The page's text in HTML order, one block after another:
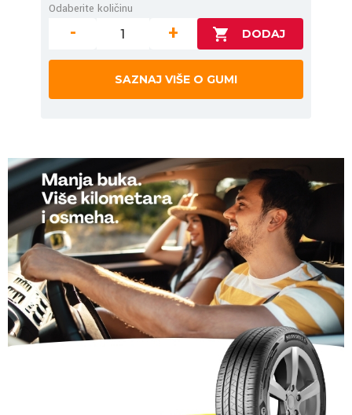
Odaberite količinu
- +
SAZNAJ VIŠE O GUMI